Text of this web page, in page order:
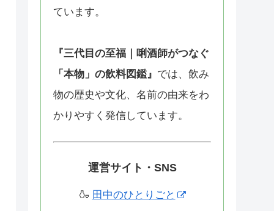
ています。
『三代目の至福｜唎酒師がつなぐ
「本物」の飲料図鑑』 では、飲み
物の歴史や文化、名前の由来をわ
かりやすく発信しています。
運営サイト・SNS
🍶 田中のひとりごと